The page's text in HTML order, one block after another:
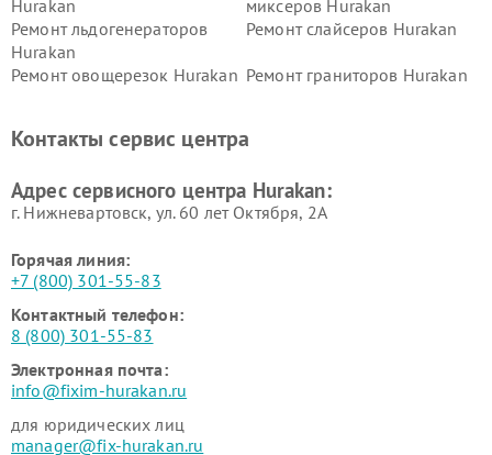
Hurakan
миксеров Hurakan
Ремонт льдогенераторов
Hurakan
Ремонт слайсеров Hurakan
Ремонт овощерезок Hurakan Ремонт граниторов Hurakan
Hurakan
Контакты сервис центра
Адрес сервисного центра Hurakan:
г. Нижневартовск, ул. 60 лет Октября, 2А
Горячая линия:
+7 (800) 301-55-83
Контактный телефон:
8 (800) 301-55-83
Электронная почта:
info@fixim-hurakan.ru
для юридических лиц
manager@fix-hurakan.ru